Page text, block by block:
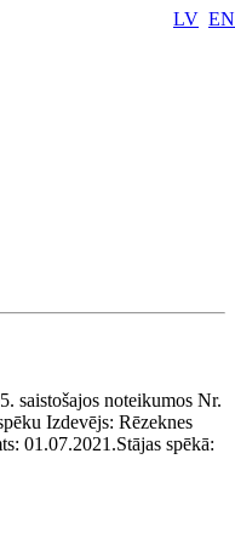
LV EN
saistošajos noteikumos Nr.
Izdevējs: Rēzeknes
01.07.2021.Stājas spēkā: